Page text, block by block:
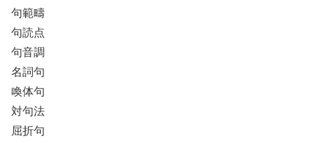
句範疇
句読点
句音調
名詞句
喚体句
対句法
屈折句